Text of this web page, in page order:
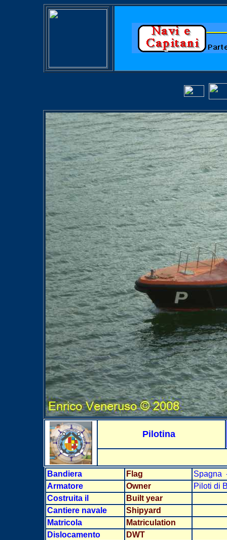
Pilotina
Bandiera Flag
Armatore
Owner
Piloti di
Costruita il
Built year
Cantiere navale
Shipyard
Matricola
Matriculation
Dislocamento
DWT